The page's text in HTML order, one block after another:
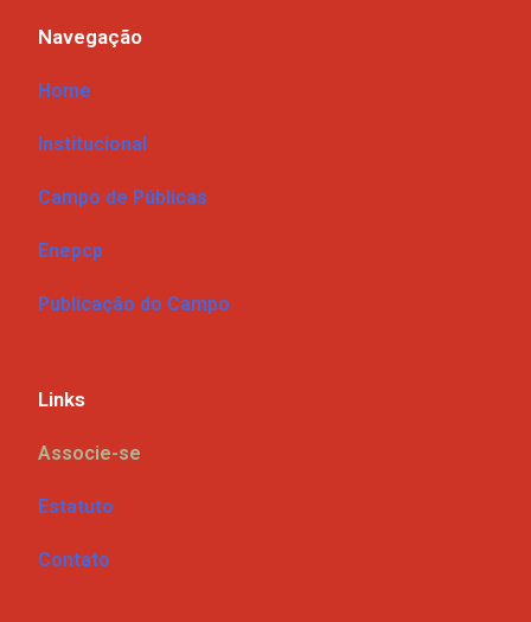
Navegação
Home
Institucional
Campo de Públicas
Enepcp
Publicação do Campo
Links
Associe-se
Estatuto
Contato